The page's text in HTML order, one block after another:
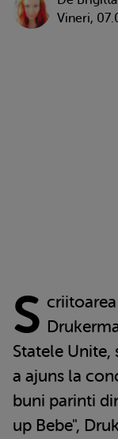
Vineri,
S
Statele Unite,
a ajuns la
buni parinti
up Bebe",